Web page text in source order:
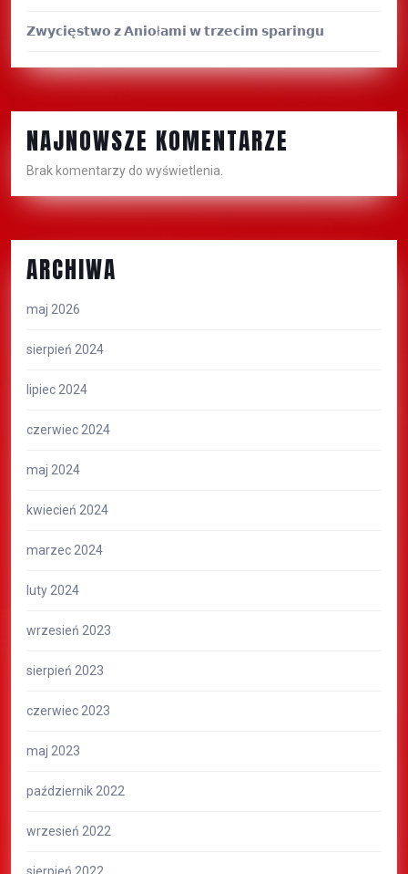
𝗭𝘄𝘆𝗰𝗶𝗲̨𝘀𝘁𝘄𝗼 𝘇 𝗔𝗻𝗶𝗼ł𝗮𝗺𝗶 𝘄 𝘁𝗿𝘇𝗲𝗰𝗶𝗺 𝘀𝗽𝗮𝗿𝗶𝗻𝗴𝘂
NAJNOWSZE KOMENTARZE
Brak komentarzy do wyświetlenia.
ARCHIWA
maj 2026
sierpień 2024
lipiec 2024
czerwiec 2024
maj 2024
kwiecień 2024
marzec 2024
luty 2024
wrzesień 2023
sierpień 2023
czerwiec 2023
maj 2023
październik 2022
wrzesień 2022